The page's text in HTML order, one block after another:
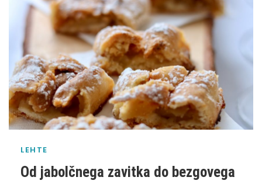
LEHTE
Od jabolčnega zavitka do bezgovega